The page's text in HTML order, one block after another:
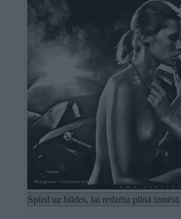
Spied uz bildes, lai redzētu pilnā